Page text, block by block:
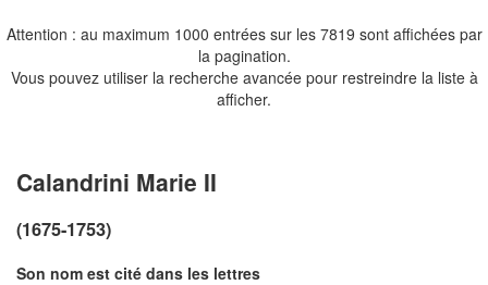
Attention : au maximum 1000 entrées sur les 7819 sont affichées par
la pagination.
Vous pouvez utiliser la recherche avancée pour restreindre la liste à
afficher.
Calandrini Marie II
(1675-1753)
Son nom est cité dans les lettres